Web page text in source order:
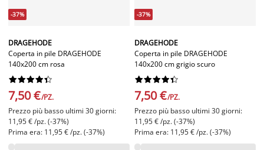
-37%
DRAGEHODE
Coperta in pile DRAGEHODE
140x200 cm rosa






7,50 €/PZ.
Prezzo più basso ultimi 30 giorni:
11,95 € /pz. (-37%)
Prima era: 11,95 € /pz. (-37%)
-37%
DRAGEHODE
Coperta in pile DRAGEHODE
140x200 cm grigio scuro






7,50 €/PZ.
Prezzo più basso ultimi 30 giorni:
11,95 € /pz. (-37%)
Prima era: 11,95 € /pz. (-37%)